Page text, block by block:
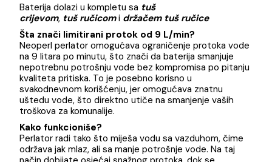
elegantnomhromiranomfinišu kombinuje moderan
dizajn, dugovječnost i ekološku efikasnost.
mješačem Ø35, sertifikovanim na preko 80.000
otvaranja, ova baterija obezbjeđuje dugotrajan i
pouzdan rad, dok nudi visoki komfor uz nizak nivo buke.
Takođe sadrži sertifikovani Neoperl perlator sa
limitiranim protokom od 9 L/min.
Baterija dolazi u kompletu satuš
crijevom, tuš ručicom
držačem tuš ručice
Šta znači limitirani protok od 9 L/min?
Neoperl perlator omogućava ograničenje protoka
na 9 litara po minutu, što znači da baterija smanjuje